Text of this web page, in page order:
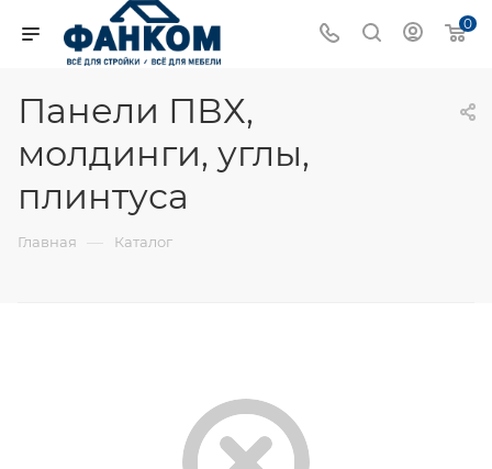
0
Панели ПВХ,
молдинги, углы,
плинтуса
Главная — Каталог